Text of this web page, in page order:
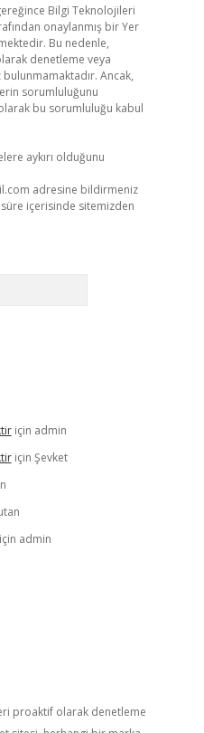
Bilgi Teknolojileri
onaylanmış bir Yer
Bu nedenle,
denetleme veya
Ancak,
sorumluluğunu
bu sorumluluğu kabul
aykırı olduğunu
adresine bildirmeniz
içerisinde sitemizden
için admin
için Şevket
admin
proaktif olarak denetleme